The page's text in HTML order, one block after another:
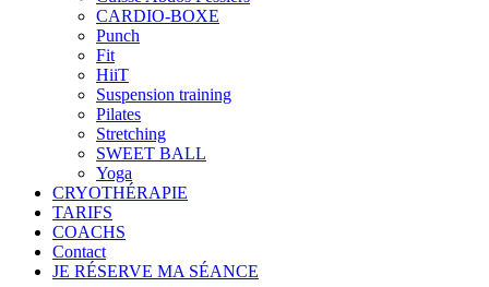
CARDIO-BOXE
Punch
Fit
HiiT
Suspension training
Pilates
Stretching
SWEET BALL
Yoga
CRYOTHÉRAPIE
TARIFS
COACHS
Contact
JE RÉSERVE MA SÉANCE